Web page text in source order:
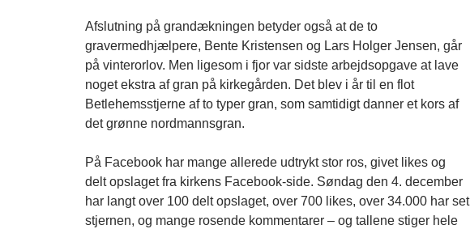
Afslutning på grandækningen betyder også at de to
gravermedhjælpere, Bente Kristensen og Lars Holger Jensen, går
på vinterorlov. Men ligesom i fjor var sidste arbejdsopgave at lave
noget ekstra af gran på kirkegården. Det blev i år til en flot
Betlehemsstjerne af to typer gran, som samtidigt danner et kors af
det grønne nordmannsgran.
På Facebook har mange allerede udtrykt stor ros, givet likes og
delt opslaget fra kirkens Facebook-side. Søndag den 4. december
har langt over 100 delt opslaget, over 700 likes, over 34.000 har set
stjernen, og mange rosende kommentarer – og tallene stiger hele